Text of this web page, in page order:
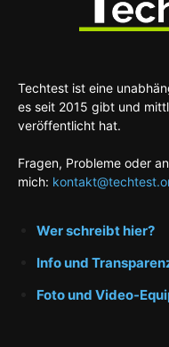
Techtest ist eine
es seit 2015 gibt und
veröffentlicht hat.
Fragen, Probleme oder
mich:
Wer schreibt hier?
Info und
Foto und Video-